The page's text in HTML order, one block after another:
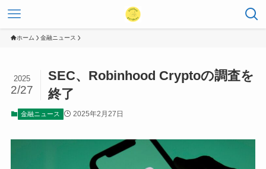
ホーム 金融ニュース
SEC、Robinhood Cryptoの調査を
終了
2025
2/27
金融ニュース 2025年2月27日